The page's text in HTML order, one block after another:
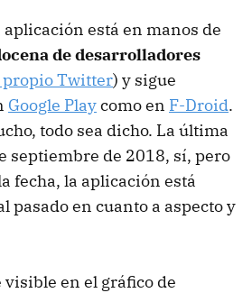
aplicación está en manos de
de desarrolladores
propio Twitter) y sigue
Google Playcomo en F-Droid.
todo sea dicho. La última
septiembre de 2018, sí, pero
fecha, la aplicación está
pasado en cuanto a aspecto y
en el gráfico de